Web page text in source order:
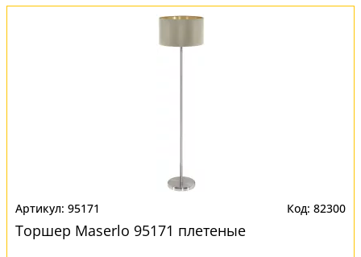
95171 82300
Торшер Maserlo 95171 плетеные